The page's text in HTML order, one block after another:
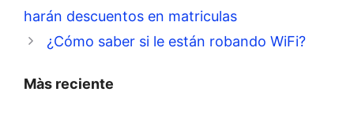
harán descuentos en matriculas
¿Cómo saber si le están robando WiFi?
Màs reciente